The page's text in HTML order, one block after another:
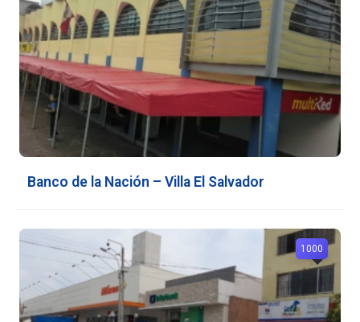
Banco de la Nación – Villa El Salvador
1000